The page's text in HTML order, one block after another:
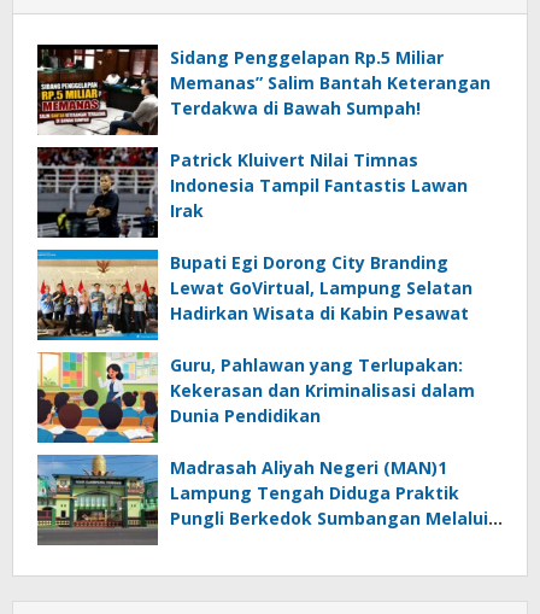
Sidang Penggelapan Rp.5 Miliar
Memanas” Salim Bantah Keterangan
Terdakwa di Bawah Sumpah!
Patrick Kluivert Nilai Timnas
Indonesia Tampil Fantastis Lawan
Irak
Bupati Egi Dorong City Branding
Lewat GoVirtual, Lampung Selatan
Hadirkan Wisata di Kabin Pesawat
Guru, Pahlawan yang Terlupakan:
Kekerasan dan Kriminalisasi dalam
Dunia Pendidikan
Madrasah Aliyah Negeri (MAN)1
Lampung Tengah Diduga Praktik
Pungli Berkedok Sumbangan Melalui